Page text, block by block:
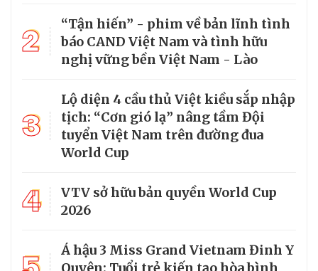
2
“Tận hiến” - phim về bản lĩnh tình
báo CAND Việt Nam và tình hữu
nghị vững bền Việt Nam - Lào
3
Lộ diện 4 cầu thủ Việt kiều sắp nhập
tịch: “Cơn gió lạ” nâng tầm Đội
tuyển Việt Nam trên đường đua
World Cup
4
VTV sở hữu bản quyền World Cup
2026
Á hậu 3 Miss Grand Vietnam Đinh Y
Quyên: Tuổi trẻ kiến tạo hòa bình